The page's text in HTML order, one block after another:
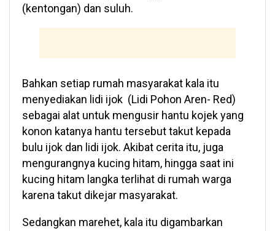
(kentongan) dan suluh.
Bahkan setiap rumah masyarakat kala itu
menyediakan lidi ijok (Lidi Pohon Aren- Red)
sebagai alat untuk mengusir hantu kojek yang
konon katanya hantu tersebut takut kepada
bulu ijok dan lidi ijok. Akibat cerita itu, juga
mengurangnya kucing hitam, hingga saat ini
kucing hitam langka terlihat di rumah warga
karena takut dikejar masyarakat.
Sedangkan marehet, kala itu digambarkan